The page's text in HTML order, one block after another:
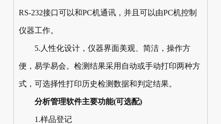
RS-232接口可以和PC机通讯，并且可以由PC机控制
仪器工作。
5.人性化设计，仪器界面美观、简洁，操作方
便，易学易会。检测结果采用自动或手动打印两种方
式，可选择性打印历史检测数据和判定结果。
分析管理软件主要功能(可选配)
1.样品登记